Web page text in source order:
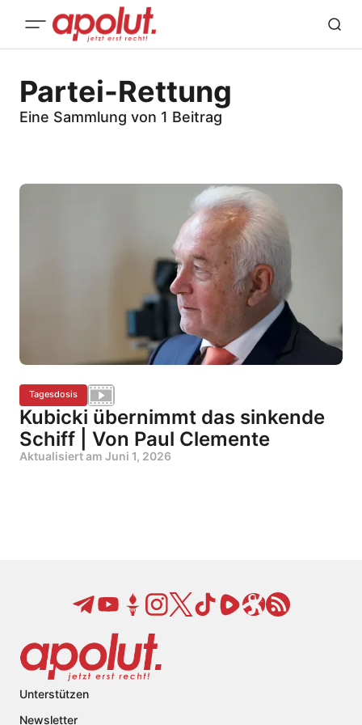
Partei-Rettung
Eine Sammlung von 1 Beitrag
Tagesdosis
Kubicki übernimmt das sinkende
Schiff | Von Paul Clemente
Aktualisiert am Juni 1, 2026
Unterstützen
Newsletter